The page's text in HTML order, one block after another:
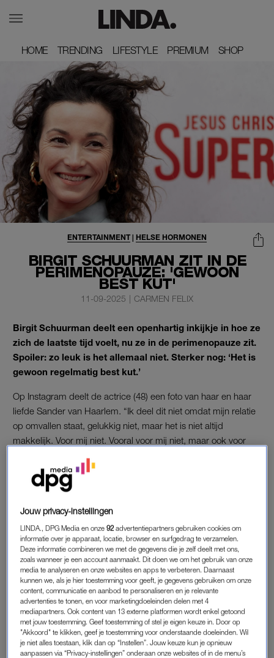
HOME
HOME TRENDING
TRENDING LIFESTYLE
LIFESTYLE PREMIUM
PREMIUM SHOP
SHOP
BIRGIT SCHUURMAN ZIT IN DE
PERIMENOPAUZE: 'GEWOON
BEST KUT'
ENTERTAINMENT | HELSE HORMONEN
11-09-2025 | CARMEN FELIX
Birgit Schuurman deelt een openhartig inkijkje in hoe ze
zich de laatste tijd voelt, nu ze in de perimenopauze zit.
Spoiler: zo leuk is het allemaal niet. Sterker nog: ‘Het is
gewoon regelmatig best kut.’
Op Instagram deelt de actrice (48) een foto van haar en haar
liefde Sander van Haarlem. “Ik deel dit niet omdat mijn relatie
op omvallen staat, gelukkig niet, maar het is niet altijd
makkelijk. Voor mij niet. Vooral voor mij niet, maar ook voor
zijn zachtst gezegd niet heel gezellig. En dat mag ook wel eens
gezegd.”
Jouw privacy-instellingen
LINDA., DPG Media en onze92 advertentiepartners gebruiken cookies om
informatie over je apparaat, locatie, browser en surfgedrag te verzamelen.
Deze informatie combineren we met de gegevens die je zelf deelt met ons,
zoals wanneer je een account aanmaakt. Dit doen we om het gebruik van onze
media te analyseren en onze websites en apps te verbeteren. Daarnaast
kunnen we, als je hier toestemming voor geeft, je gegevens gebruiken om onze
content, communicatie en aanbod te personaliseren en je relevante
advertenties te tonen, en voor marketingdoeleinden delen met 4
mediapartners. Ook content van 13 externe platformen wordt enkel getoond
met jouw toestemming. Geef toestemming of stel je eigen keuze in. Door op
"Akkoord" te klikken, geef je toestemming voor onderstaande doeleinden. Wil
je niet alles toestaan, klik dan op “Instellen”. Jouw keuze kun je opnieuw
aanpassen via “Privacy-instellingen” onderaan onze websites of in de menu’s